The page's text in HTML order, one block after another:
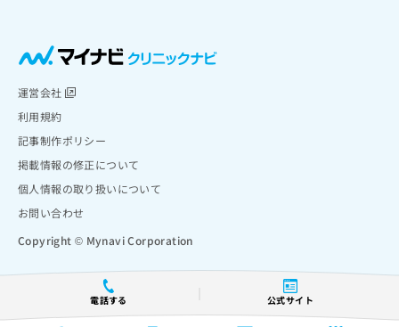
電話する 公式サイト
運営会社
利用規約
記事制作ポリシー
掲載情報の修正について
個人情報の取り扱いについて
お問い合わせ
Copyright © Mynavi Corporation